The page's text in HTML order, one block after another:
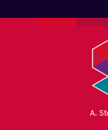
A.